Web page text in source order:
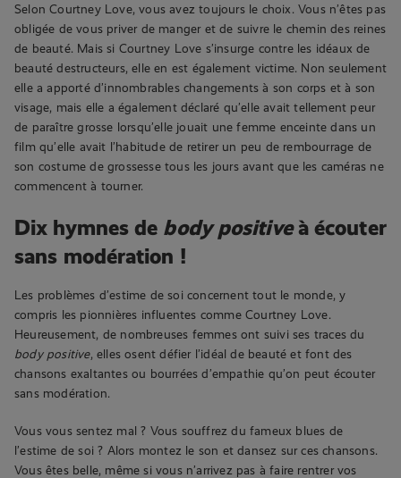
Selon Courtney Love, vous avez toujours le choix. Vous n’êtes pas
obligée de vous priver de manger et de suivre le chemin des reines
de beauté. Mais si Courtney Love s’insurge contre les idéaux de
beauté destructeurs, elle en est également victime. Non seulement
elle a apporté d’innombrables changements à son corps et à son
visage, mais elle a également déclaré qu’elle avait tellement peur
de paraître grosse lorsqu’elle jouait une femme enceinte dans un
film qu’elle avait l’habitude de retirer un peu de rembourrage de
son costume de grossesse tous les jours avant que les caméras ne
commencent à tourner.
Dix hymnes de body positiveà écouter
sans modération !
Les problèmes d’estime de soi concernent tout le monde, y
compris les pionnières influentes comme Courtney Love.
Heureusement, de nombreuses femmes ont suivi ses traces du
body positive, elles osent défier l’idéal de beauté et font des
chansons exaltantes ou bourrées d’empathie qu’on peut écouter
sans modération.
Vous vous sentez mal ? Vous souffrez du fameux blues de
l’estime de soi ? Alors montez le son et dansez sur ces chansons.
Vous êtes belle, même si vous n’arrivez pas à faire rentrer vos